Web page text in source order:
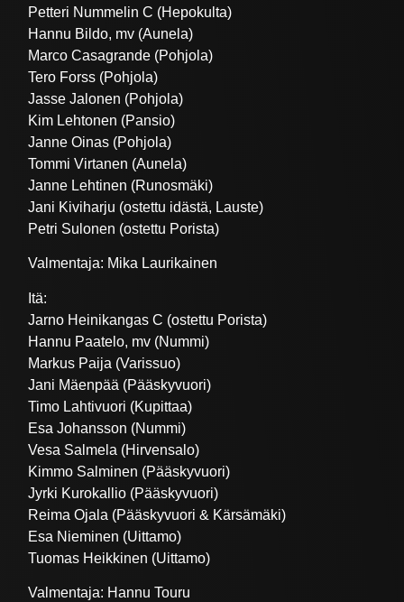
Petteri Nummelin C (Hepokulta)
Hannu Bildo, mv (Aunela)
Marco Casagrande (Pohjola)
Tero Forss (Pohjola)
Jasse Jalonen (Pohjola)
Kim Lehtonen (Pansio)
Janne Oinas (Pohjola)
Tommi Virtanen (Aunela)
Janne Lehtinen (Runosmäki)
Jani Kiviharju (ostettu idästä, Lauste)
Petri Sulonen (ostettu Porista)
Valmentaja: Mika Laurikainen
Itä:
Jarno Heinikangas C (ostettu Porista)
Hannu Paatelo, mv (Nummi)
Markus Paija (Varissuo)
Jani Mäenpää (Pääskyvuori)
Timo Lahtivuori (Kupittaa)
Esa Johansson (Nummi)
Vesa Salmela (Hirvensalo)
Kimmo Salminen (Pääskyvuori)
Jyrki Kurokallio (Pääskyvuori)
Reima Ojala (Pääskyvuori & Kärsämäki)
Esa Nieminen (Uittamo)
Tuomas Heikkinen (Uittamo)
Valmentaja: Hannu Touru